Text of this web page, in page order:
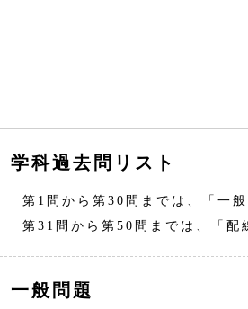
学科過去問リスト
第1問から第30問までは、「一般
第31問から第50問までは、「配
一般問題